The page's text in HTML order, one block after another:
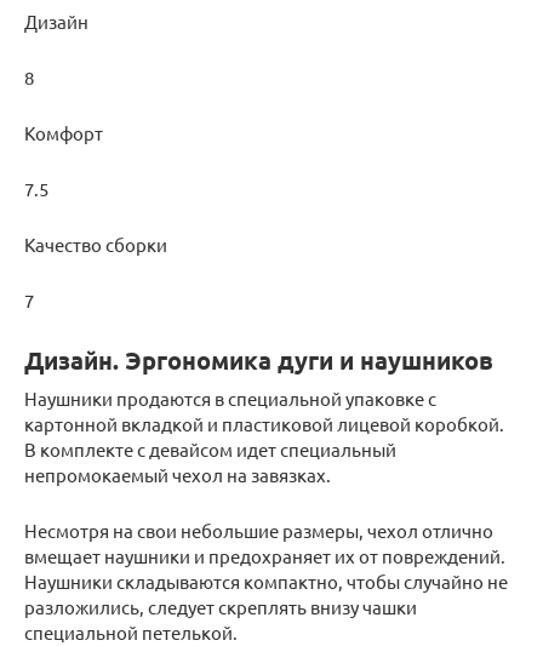
Дизайн
8
Комфорт
7.5
Качество сборки
7
Дизайн. Эргономика дуги и наушников
Наушники продаются в специальной упаковке с
картонной вкладкой и пластиковой лицевой коробкой.
В комплекте с девайсом идет специальный
непромокаемый чехол на завязках.
Несмотря на свои небольшие размеры, чехол отлично
вмещает наушники и предохраняет их от повреждений.
Наушники складываются компактно, чтобы случайно не
разложились, следует скреплять внизу чашки
специальной петелькой.